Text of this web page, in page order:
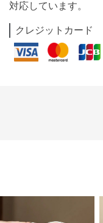
対応しています。
クレジットカード